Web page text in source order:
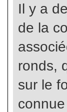
Il y a
de la
ronds,
sur le